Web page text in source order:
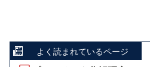
よく読まれているページ